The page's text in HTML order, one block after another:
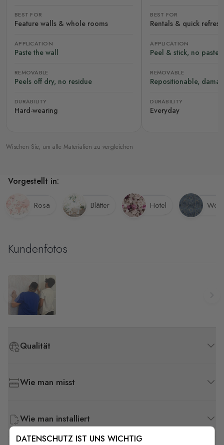
BEST FOR
Feature walls & whole rooms
APPLICATION
Paste the wall
REMOVABLE
Peels off dry, no residue
DURABILITY
Hard-wearing
BEST FOR
Rentals & quick
APPLICATION
Peel & stick, no paste
REMOVABLE
Repositionable,
DURABILITY
Everyday
Wischen Sie, um alle Materialien zu vergleichen
Qualität
Wie man misst
Wie man installiert
Vorgestellt in:
Rosa Blätter Hotel
Kundenfotos
DATENSCHUTZ IST UNS WICHTIG